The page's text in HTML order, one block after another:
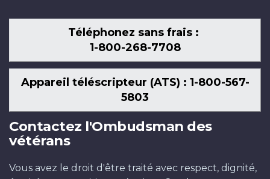
Téléphonez sans frais :
1-800-268-7708
Appareil téléscripteur (ATS) : 1-800-567-
5803
Contactez l'Ombudsman des
vétérans
Vous avez le droit d'être traité avec respect, dignité,